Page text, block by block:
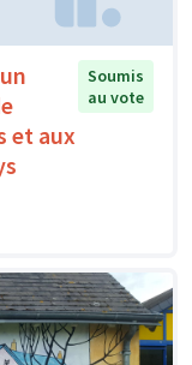
et aux
Soumis
au vote